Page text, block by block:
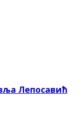
Лепосавић